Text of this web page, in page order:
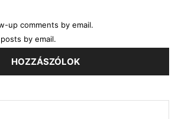
up comments by email.
by email.